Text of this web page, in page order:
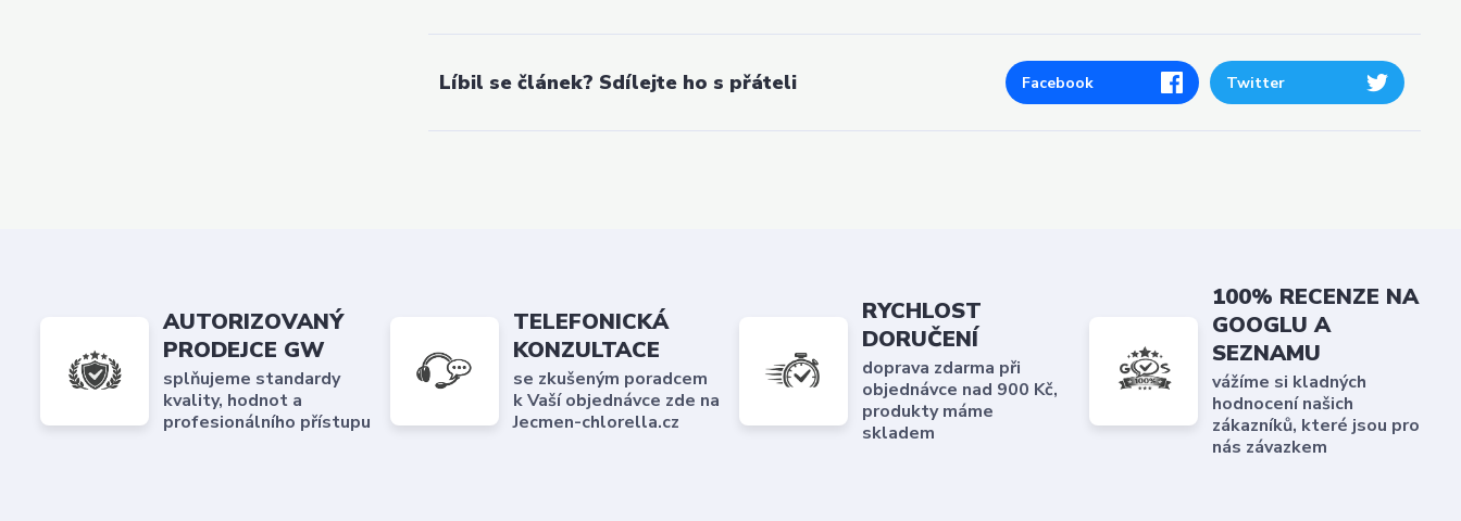
Líbil se článek? Sdílejte ho s přáteli Facebook Twitter
AUTORIZOVANÝ
PRODEJCE GW
splňujeme standardy
kvality, hodnot a
profesionálního přístupu
TELEFONICKÁ
KONZULTACE
se zkušeným poradcem
k Vaší objednávce zde na
Jecmen-chlorella.cz
RYCHLOST
DORUČENÍ
doprava zdarma při
objednávce nad 900 Kč,
produkty máme
skladem
100% RECENZE NA
GOOGLU A
SEZNAMU
vážíme si kladných
hodnocení našich
zákazníků, které jsou pro
nás závazkem